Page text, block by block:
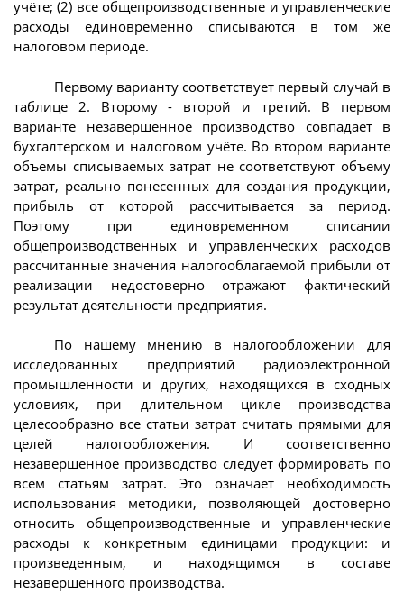
учёте; (2) все общепроизводственные и управленческие
расходы единовременно списываются в том же
налоговом периоде.
Первому варианту соответствует первый случай в
таблице 2. Второму - второй и третий. В первом
варианте незавершенное производство совпадает в
бухгалтерском и налоговом учёте. Во втором варианте
объемы списываемых затрат не соответствуют объему
затрат, реально понесенных для создания продукции,
прибыль от которой рассчитывается за период.
Поэтому при единовременном списании
общепроизводственных и управленческих расходов
рассчитанные значения налогооблагаемой прибыли от
реализации недостоверно отражают фактический
результат деятельности предприятия.
По нашему мнению в налогообложении для
исследованных предприятий радиоэлектронной
промышленности и других, находящихся в сходных
условиях, при длительном цикле производства
целесообразно все статьи затрат считать прямыми для
целей налогообложения. И соответственно
незавершенное производство следует формировать по
всем статьям затрат. Это означает необходимость
использования методики, позволяющей достоверно
относить общепроизводственные и управленческие
расходы к конкретным единицами продукции: и
произведенным, и находящимся в составе
незавершенного производства.